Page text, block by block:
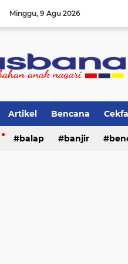
Minggu 9 Agu 2026
Artikel Bencana
Olahraga Pariwisata
balap banjir